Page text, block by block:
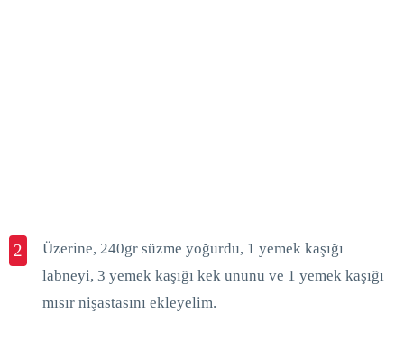
2
Üzerine, 240gr süzme yoğurdu, 1 yemek kaşığı
labneyi, 3 yemek kaşığı kek ununu ve 1 yemek kaşığı
mısır nişastasını ekleyelim.